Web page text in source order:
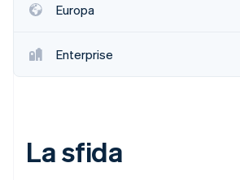
Guarda ora
Europa
Enterprise
La sfida